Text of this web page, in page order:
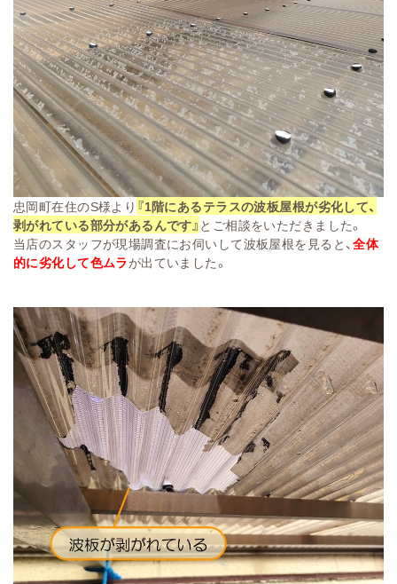
忠岡町在住のS様より 『1階にあるテラスの波板屋根が劣化して、
剥がれている部分があるんです』 とご相談をいただきました。
当店のスタッフが現場調査にお伺いして波板屋根を見ると、全体
的に劣化して色ムラが出ていました。